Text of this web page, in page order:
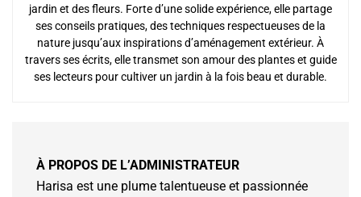
jardin et des fleurs. Forte d’une solide expérience, elle partage
ses conseils pratiques, des techniques respectueuses de la
nature jusqu’aux inspirations d’aménagement extérieur. À
travers ses écrits, elle transmet son amour des plantes et guide
ses lecteurs pour cultiver un jardin à la fois beau et durable.
À PROPOS DE L’ADMINISTRATEUR
Harisa est une plume talentueuse et passionnée